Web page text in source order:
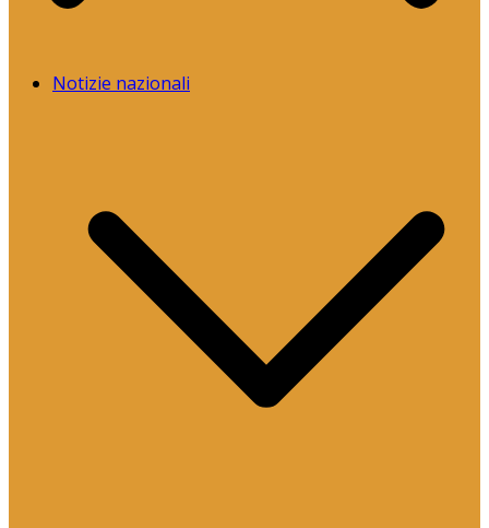
Notizie nazionali